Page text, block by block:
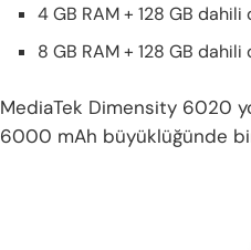
4 GB RAM + 128 GB
8 GB RAM + 128 GB
MediaTek Dimensity 6020
6000 mAh büyüklüğünde